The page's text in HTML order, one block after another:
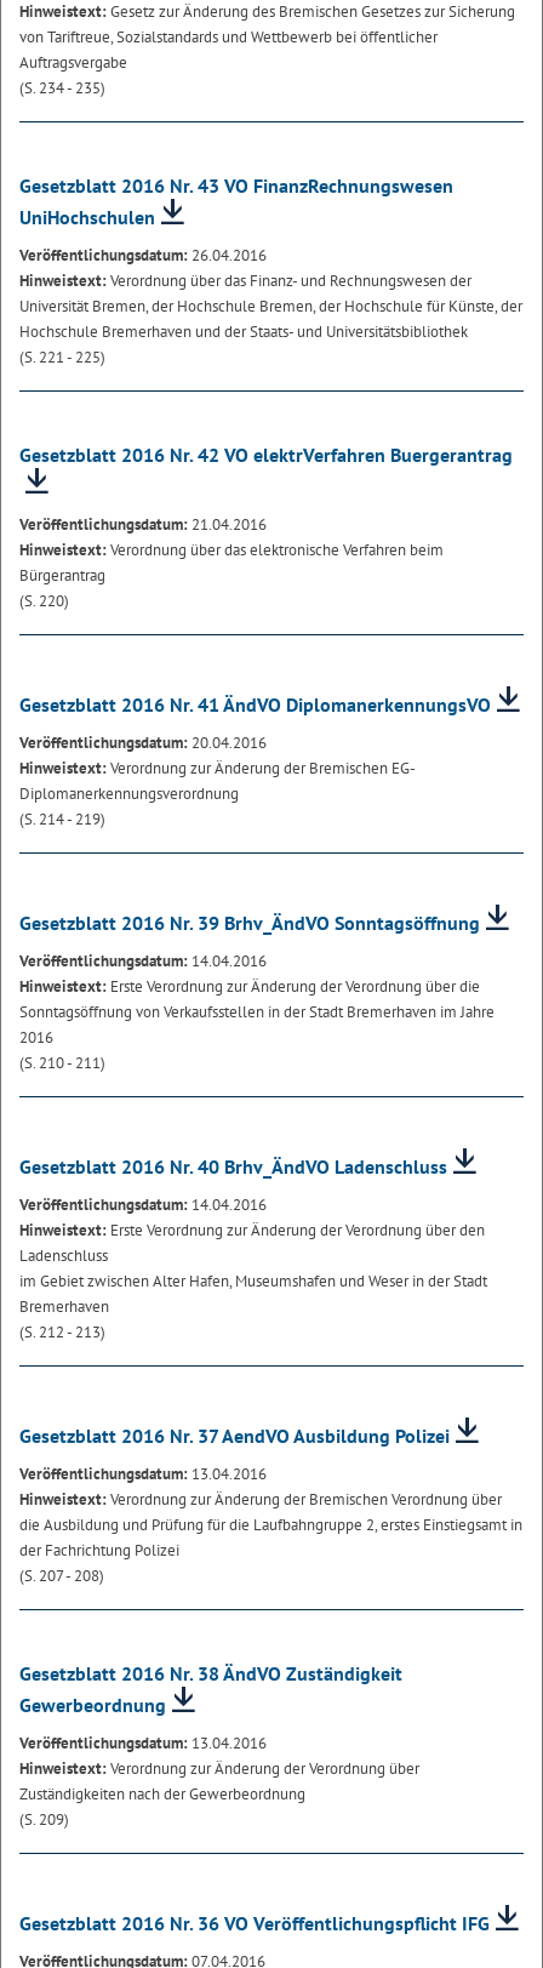
Hinweistext:Gesetz zur Änderung des Bremischen Gesetzes zur Sicherung
von Tariftreue, Sozialstandards und Wettbewerb bei öffentlicher
Auftragsvergabe
(S. 234 - 235)
Gesetzblatt 2016 Nr. 43 VO FinanzRechnungswesen
UniHochschulen
Veröffentlichungsdatum: 26.04.2016
Hinweistext:Verordnung über das Finanz- und Rechnungswesen der
Universität Bremen, der Hochschule Bremen, der Hochschule für Künste, der
Hochschule Bremerhaven und der Staats- und Universitätsbibliothek
(S. 221 - 225)
Gesetzblatt 2016 Nr. 42 VO elektrVerfahren Buergerantrag
Veröffentlichungsdatum: 21.04.2016
Hinweistext:Verordnung über das elektronische Verfahren beim
Bürgerantrag
(S. 220)
Gesetzblatt 2016 Nr. 41 ÄndVO DiplomanerkennungsVO
Veröffentlichungsdatum: 20.04.2016
Hinweistext:Verordnung zur Änderung der Bremischen EG-
Diplomanerkennungsverordnung
(S. 214 - 219)
Gesetzblatt 2016 Nr. 39 Brhv_ÄndVO Sonntagsöffnung
Veröffentlichungsdatum: 14.04.2016
Hinweistext: Erste Verordnung zur Änderung der Verordnung über die
Sonntagsöffnung von Verkaufsstellen in der Stadt Bremerhaven im Jahre
2016
(S. 210 - 211)
Gesetzblatt 2016 Nr. 40 Brhv_ÄndVO Ladenschluss
Veröffentlichungsdatum: 14.04.2016
Hinweistext: Erste Verordnung zur Änderung der Verordnung über den
Ladenschluss
im Gebiet zwischen Alter Hafen, Museumshafen und Weser in der Stadt
Bremerhaven
(S. 212 - 213)
Gesetzblatt 2016 Nr. 37 AendVO Ausbildung Polizei
Veröffentlichungsdatum: 13.04.2016
Hinweistext:Verordnung zur Änderung der Bremischen Verordnung über
die Ausbildung und Prüfung für die Laufbahngruppe 2, erstes Einstiegsamt in
der Fachrichtung Polizei
(S. 207 - 208)
Gesetzblatt 2016 Nr. 38 ÄndVO Zuständigkeit
Gewerbeordnung
Veröffentlichungsdatum: 13.04.2016
Hinweistext:Verordnung zur Änderung der Verordnung über
Zuständigkeiten nach der Gewerbeordnung
(S. 209)
Gesetzblatt 2016 Nr. 36 VO Veröffentlichungspflicht IFG
Veröffentlichungsdatum:07.04.2016